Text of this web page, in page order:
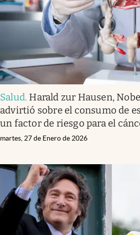
Salud. Harald zur Hausen,
advirtió sobre el consumo de
un factor de riesgo para el
martes, 27 de Enero de 2026